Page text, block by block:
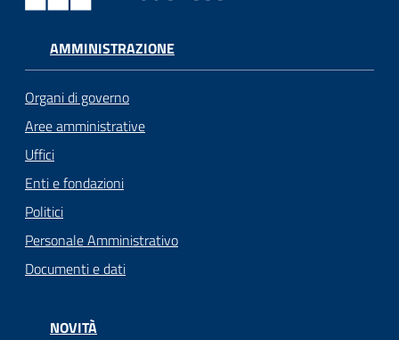
AMMINISTRAZIONE
Organi di governo
Aree amministrative
Uffici
Enti e fondazioni
Politici
Personale Amministrativo
Documenti e dati
NOVITÀ